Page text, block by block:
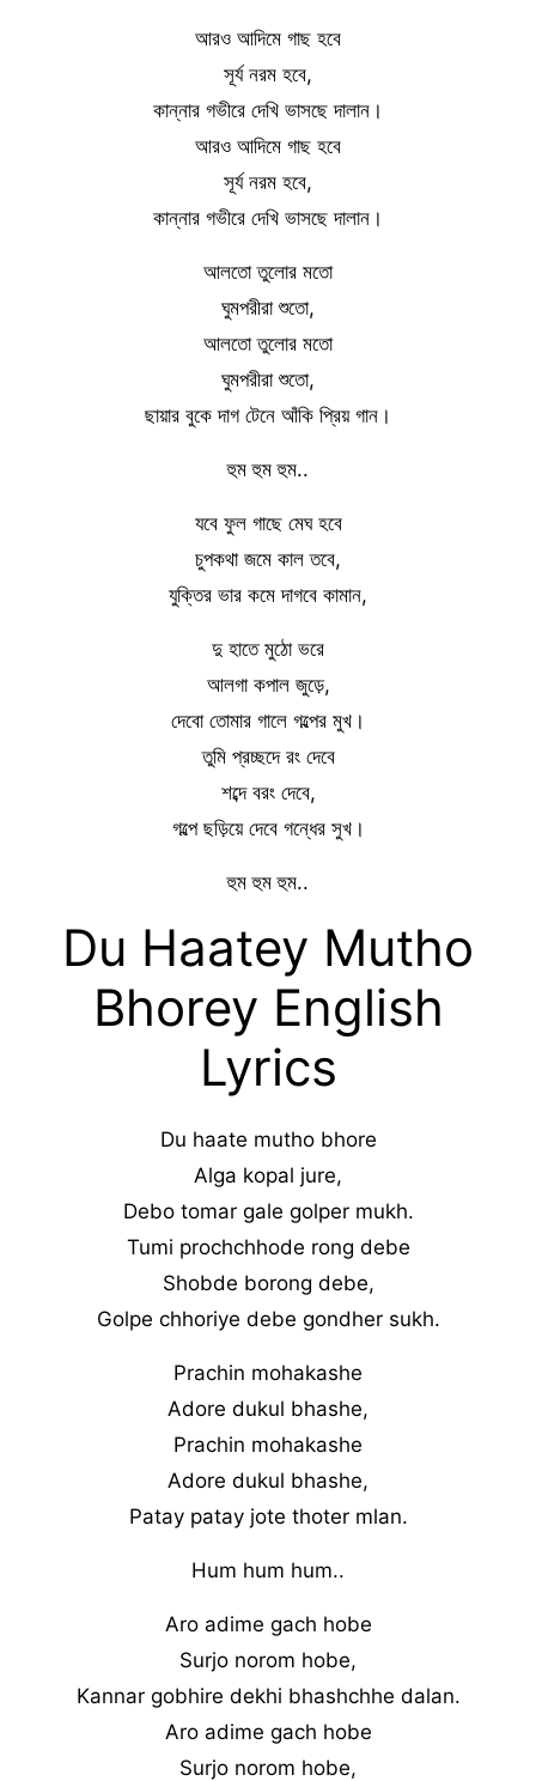
আরও আদিমে গাছ হবে
সূর্য নরম হবে,
কান্নার গভীরে দেখি ভাসছে দালান।
আরও আদিমে গাছ হবে
সূর্য নরম হবে,
কান্নার গভীরে দেখি ভাসছে দালান।
আলতো তুলোর মতো
ঘুমপরীরা শুতো,
আলতো তুলোর মতো
ঘুমপরীরা শুতো,
ছায়ার বুকে দাগ টেনে আঁকি প্রিয় গান।
হুম হুম হুম..
যবে ফুল গাছে মেঘ হবে
চুপকথা জমে কাল তবে,
যুক্তির ভার কমে দাগবে কামান,
দু হাতে মুঠো ভরে
আলগা কপাল জুড়ে,
দেবো তোমার গালে গল্পের মুখ।
তুমি প্রচ্ছদে রং দেবে
শব্দে বরং দেবে,
গল্পে ছড়িয়ে দেবে গন্ধের সুখ।
হুম হুম হুম..
Du Haatey Mutho
Bhorey English
Lyrics
Du haate mutho bhore
Alga kopal jure,
Debo tomar gale golper mukh.
Tumi prochchhode rong debe
Shobde borong debe,
Golpe chhoriye debe gondher sukh.
Prachin mohakashe
Adore dukul bhashe,
Prachin mohakashe
Adore dukul bhashe,
Patay patay jote thoter mlan.
Hum hum hum..
Aro adime gach hobe
Surjo norom hobe,
Kannar gobhire dekhi bhashchhe dalan.
Aro adime gach hobe
Surjo norom hobe,